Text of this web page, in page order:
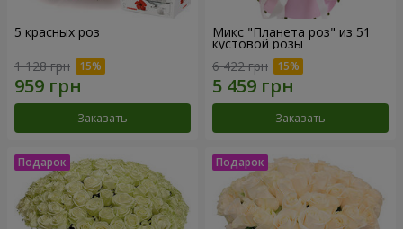
5 красных роз
1 128 грн
Заказать
Микс "Планета роз" из 51
кустовой розы
6 422 грн
Заказать